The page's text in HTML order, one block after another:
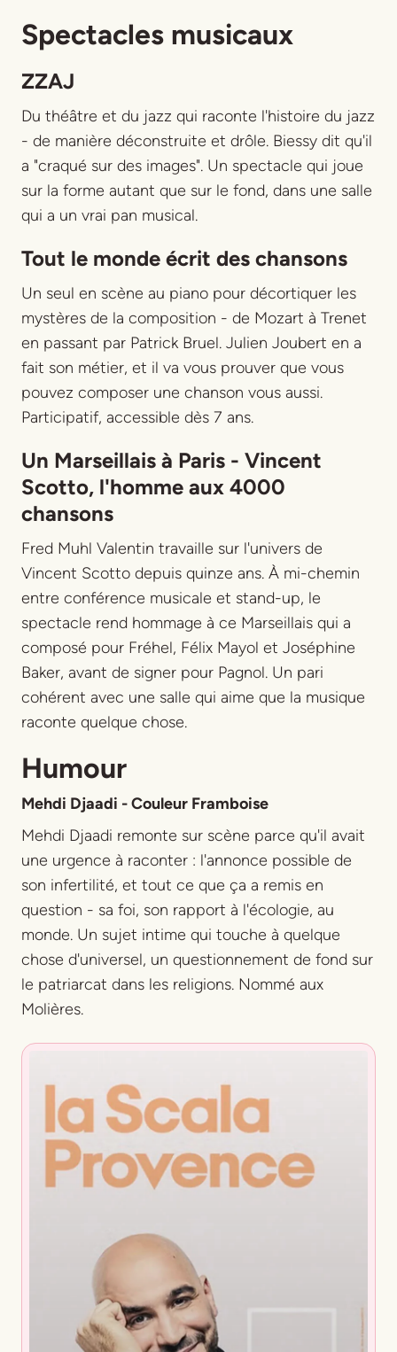
Spectacles musicaux
ZZAJ
Du théâtre et du jazz qui raconte l'histoire du jazz
- de manière déconstruite et drôle. Biessy dit qu'il
a "craqué sur des images". Un spectacle qui joue
sur la forme autant que sur le fond, dans une salle
qui a un vrai pan musical.
Tout le monde écrit des chansons
Un seul en scène au piano pour décortiquer les
mystères de la composition - de Mozart à Trenet
en passant par Patrick Bruel. Julien Joubert en a
fait son métier, et il va vous prouver que vous
pouvez composer une chanson vous aussi.
Participatif, accessible dès 7 ans.
Un Marseillais à Paris - Vincent
Scotto, l'homme aux 4000
chansons
Fred Muhl Valentin travaille sur l'univers de
Vincent Scotto depuis quinze ans. À mi-chemin
entre conférence musicale et stand-up, le
spectacle rend hommage à ce Marseillais qui a
composé pour Fréhel, Félix Mayol et Joséphine
Baker, avant de signer pour Pagnol. Un pari
cohérent avec une salle qui aime que la musique
raconte quelque chose.
Humour
Mehdi Djaadi - Couleur Framboise
Mehdi Djaadi remonte sur scène parce qu'il avait
une urgence à raconter : l'annonce possible de
son infertilité, et tout ce que ça a remis en
question - sa foi, son rapport à l'écologie, au
monde. Un sujet intime qui touche à quelque
chose d'universel, un questionnement de fond sur
le patriarcat dans les religions. Nommé aux
Molières.